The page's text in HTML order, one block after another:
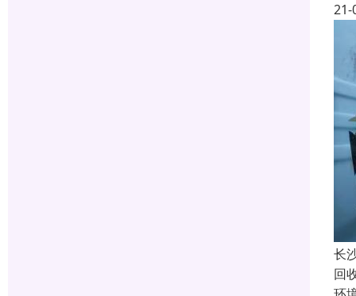
21-
长
回